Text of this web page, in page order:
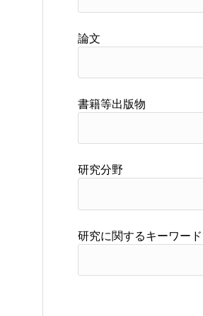
論文
書籍等出版物
研究分野
研究に関するキーワード